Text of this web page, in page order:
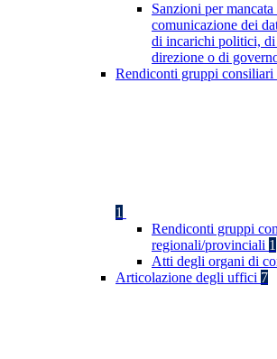
Sanzioni per
comunicazione dei
di incarichi politici, di
direzione o di
Rendiconti gruppi
1
Rendiconti gruppi
regionali/provinciali 1
Atti degli organi di
Articolazione degli uffici 7